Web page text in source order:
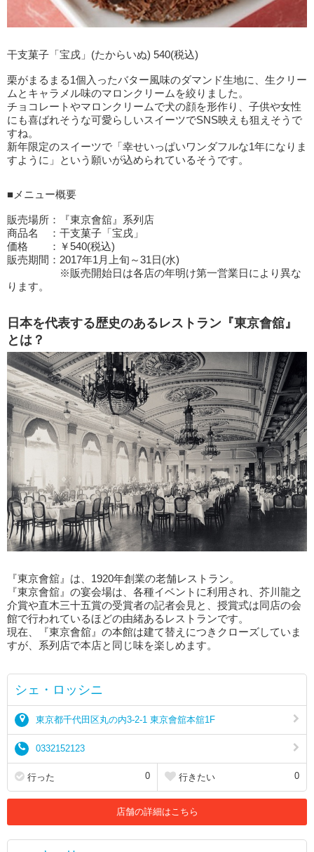
干支菓子「宝戌」(たからいぬ) 540(税込)
栗がまるまる1個入ったバター風味のダマンド生地に、生クリー
ムとキャラメル味のマロンクリームを絞りました。
チョコレートやマロンクリームで犬の顔を形作り、子供や女性
にも喜ばれそうな可愛らしいスイーツでSNS映えも狙えそうで
すね。
新年限定のスイーツで「幸せいっぱいワンダフルな1年になりま
すように」という願いが込められているそうです。
■メニュー概要
販売場所：『東京會舘』系列店
商品名 ：干支菓子「宝戌」
価格 ：￥540(税込)
販売期間：2017年1月上旬～31日(水)
※販売開始日は各店の年明け第一営業日により異な
ります。
日本を代表する歴史のあるレストラン『東京會舘』
とは？
『東京會舘』は、1920年創業の老舗レストラン。
『東京會舘』の宴会場は、各種イベントに利用され、芥川龍之
介賞や直木三十五賞の受賞者の記者会見と、授賞式は同店の会
館で行われているほどの由緒あるレストランです。
現在、『東京會舘』の本館は建て替えにつきクローズしていま
すが、系列店で本店と同じ味を楽しめます。
シェ・ロッシニ
東京都千代田区丸の内3-2-1 東京會舘本舘1F
0332152123
行った 0 行きたい 0
店舗の詳細はこちら